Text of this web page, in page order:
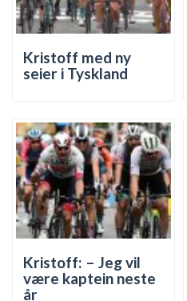
Kristoff med ny
seier i Tyskland
Kristoff: – Jeg vil
være kaptein neste
år